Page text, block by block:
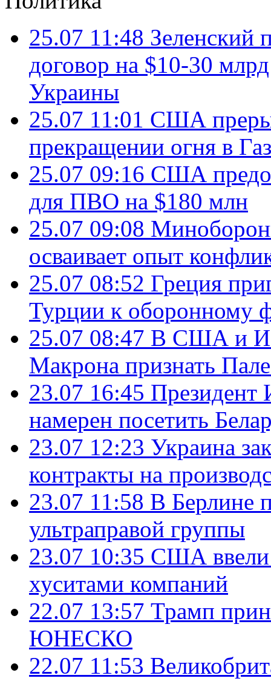
25.07 11:48 Зеленский
договор на $10-30
Украины
25.07 11:01 США
прекращении огня в
25.07 09:16 США
для ПВО на $180 млн
25.07 09:08
осваивает опыт
25.07 08:52 Греция
Турции к оборонному
25.07 08:47 В США и
Макрона признать
23.07 16:45 Президент
намерен посетить
23.07 12:23 Украина
контракты на
23.07 11:58 В Берлине
ультраправой группы
23.07 10:35 США ввели
хуситами компаний
22.07 13:57 Трамп
ЮНЕСКО
22.07 11:53